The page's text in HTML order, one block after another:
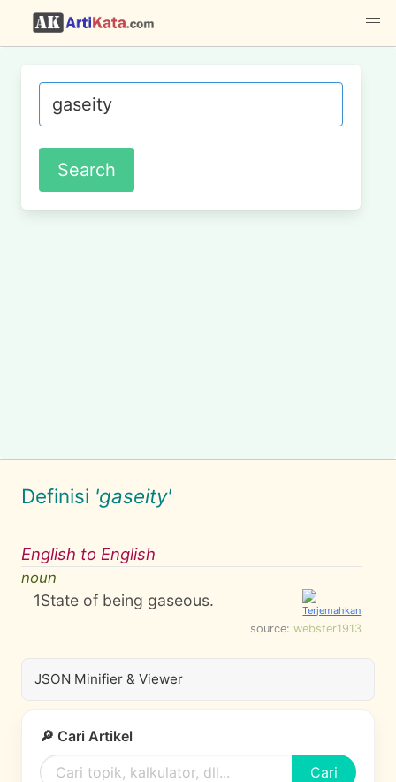
Definisi 'gaseity'
English to English
noun
1State of being gaseous.
source: webster1913
JSON Minifier & Viewer
🔎 Cari Artikel
Cari